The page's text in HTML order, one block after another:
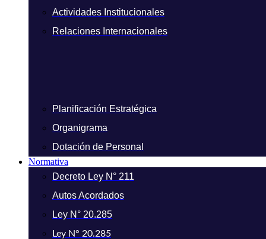
Actividades Institucionales
Relaciones Internacionales
Planificación Estratégica
Organigrama
Dotación de Personal
Normativa
Decreto Ley N° 211
Autos Acordados
Ley N° 20.285
Ley N° 20.285